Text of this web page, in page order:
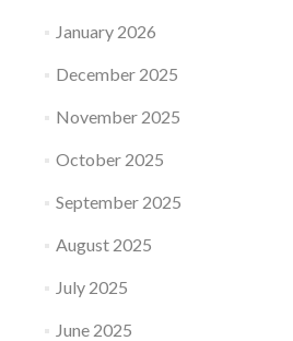
January 2026
December 2025
November 2025
October 2025
September 2025
August 2025
July 2025
June 2025